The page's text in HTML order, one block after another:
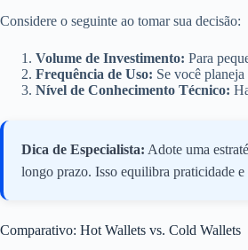
Considere o seguinte ao tomar sua decisão:
Volume de Investimento: Para
Frequência de Uso: Se você
Nível de Conhecimento Técnico:
Dica de Especialista: Adote uma
longo prazo. Isso equilibra praticidade e
Comparativo: Hot Wallets vs. Cold Wallets